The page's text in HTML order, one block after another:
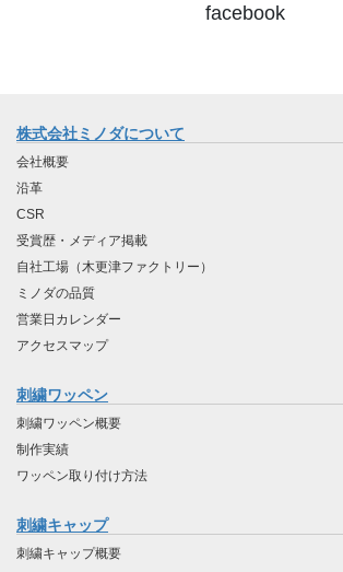
facebook
株式会社ミノダについて
会社概要
沿革
CSR
受賞歴・メディア掲載
自社工場（木更津ファクトリー）
ミノダの品質
営業日カレンダー
アクセスマップ
刺繍ワッペン
刺繍ワッペン概要
制作実績
ワッペン取り付け方法
刺繍キャップ
刺繍キャップ概要